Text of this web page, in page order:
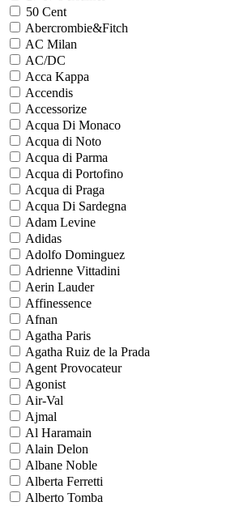
50 Cent
Abercrombie&Fitch
AC Milan
AC/DC
Acca Kappa
Accendis
Accessorize
Acqua Di Monaco
Acqua di Noto
Acqua di Parma
Acqua di Portofino
Acqua di Praga
Acqua Di Sardegna
Adam Levine
Adidas
Adolfo Dominguez
Adrienne Vittadini
Aerin Lauder
Affinessence
Afnan
Agatha Paris
Agatha Ruiz de la Prada
Agent Provocateur
Agonist
Air-Val
Ajmal
Al Haramain
Alain Delon
Albane Noble
Alberta Ferretti
Alberto Tomba